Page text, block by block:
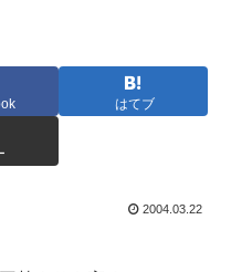
はてブ
2004.03.22